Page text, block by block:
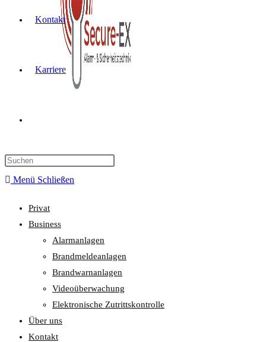
Kontakt
Karriere
Suche
umschalten
Menü Schließen
Privat
Business
Alarmanlagen
Brandmeldeanlagen
Brandwarnanlagen
Videoüberwachung
Elektronische Zutrittskontrolle
Über uns
Kontakt